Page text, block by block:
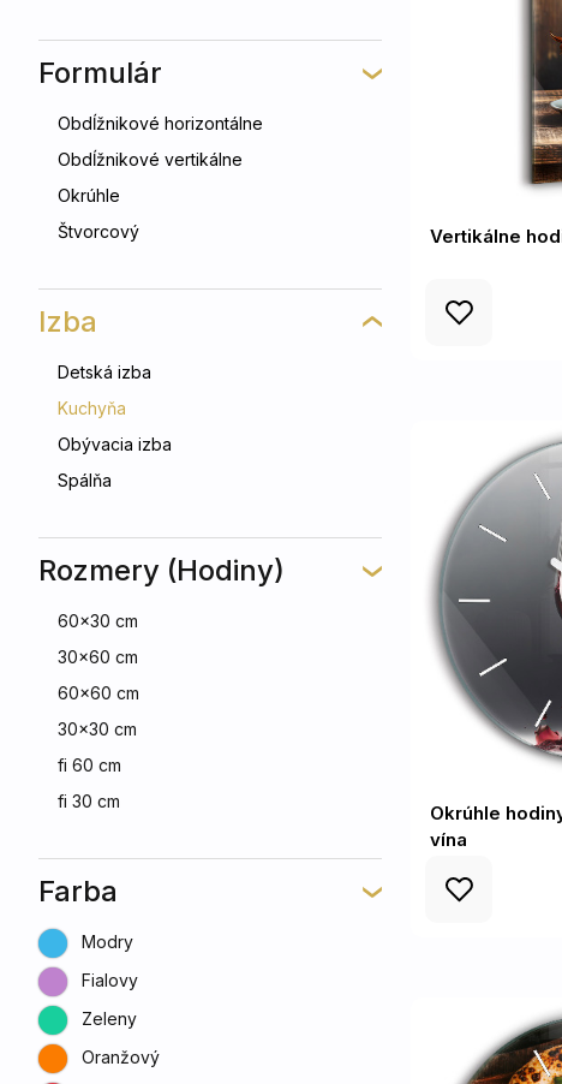
Formulár
Obdĺžnikové horizontálne
Obdĺžnikové vertikálne
Okrúhle
Štvorcový
Izba
Detská izba
Kuchyňa
Obývacia izba
Spálňa
Rozmery (Hodiny)
60x30 cm
30x60 cm
60x60 cm
30x30 cm
fi 60 cm
fi 30 cm
Farba
Modry
Fialovy
Zeleny
Oranžový
Vertikálne
Okrúhle
vína